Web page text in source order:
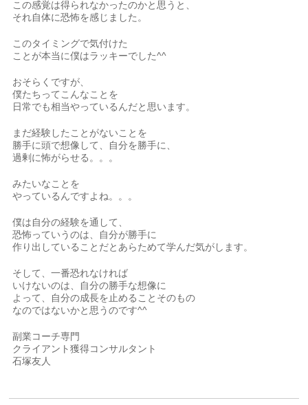
この感覚は得られなかったのかと思うと、
それ自体に恐怖を感じました。
このタイミングで気付けた
ことが本当に僕はラッキーでした^^
おそらくですが、
僕たちってこんなことを
日常でも相当やっているんだと思います。
まだ経験したことがないことを
勝手に頭で想像して、自分を勝手に、
過剰に怖がらせる。。。
みたいなことを
やっているんですよね。。。
僕は自分の経験を通して、
恐怖っていうのは、自分が勝手に
作り出していることだとあらためて学んだ気がします。
そして、一番恐れなければ
いけないのは、自分の勝手な想像に
よって、自分の成長を止めることそのもの
なのではないかと思うのです^^
副業コーチ専門
クライアント獲得コンサルタント
石塚友人